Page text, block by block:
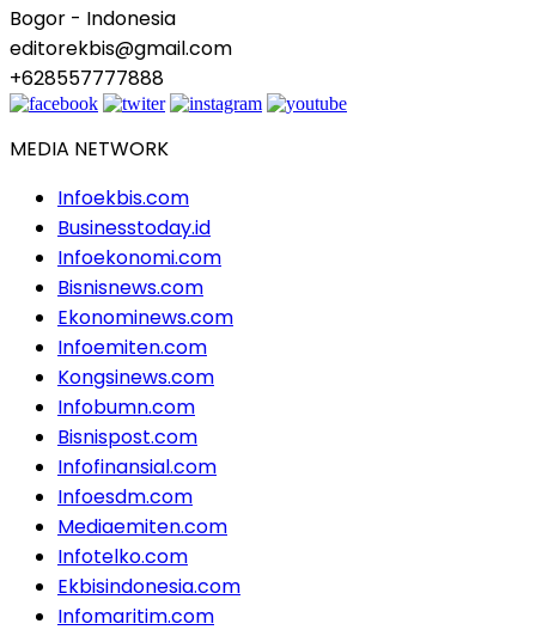
Bogor - Indonesia
editorekbis@gmail.com
+628557777888
MEDIA NETWORK
Infoekbis.com
Businesstoday.id
Infoekonomi.com
Bisnisnews.com
Ekonominews.com
Infoemiten.com
Kongsinews.com
Infobumn.com
Bisnispost.com
Infofinansial.com
Infoesdm.com
Mediaemiten.com
Infotelko.com
Ekbisindonesia.com
Infomaritim.com